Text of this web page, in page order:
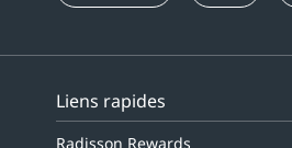
Liens rapides
Radisson Rewards